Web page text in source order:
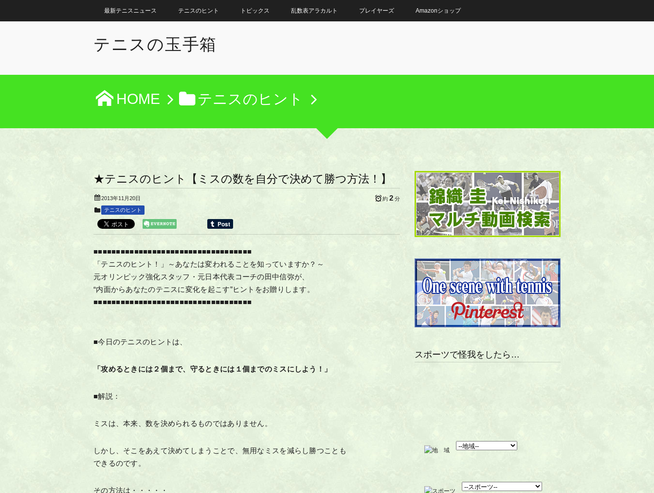
最新テニスニュース テニスのヒント トピックス 乱数表アラカルト プレイヤーズ Amazonショップ
テニスの玉手箱
HOME テニスのヒント
★テニスのヒント【ミスの数を自分で決めて勝つ方法！】
2013年11月20日 約 2 分
テニスのヒント
■■■■■■■■■■■■■■■■■■■■■■■■■■■■■■■■■■■
「テニスのヒント！」～あなたは変われることを知っていますか？～
元オリンピック強化スタッフ・元日本代表コーチの田中信弥が、
“内面からあなたのテニスに変化を起こす”ヒントをお贈りします。
■■■■■■■■■■■■■■■■■■■■■■■■■■■■■■■■■■■
■今日のテニスのヒントは、
「攻めるときには２個まで、守るときには１個までのミスにしよう！」
■解説：
ミスは、本来、数を決められるものではありません。
しかし、そこをあえて決めてしまうことで、無用なミスを減らし勝つことも
できるのです。
その方法は・・・・・
スポーツで怪我をしたら…